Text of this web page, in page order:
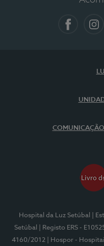
COMUNICAÇÃO
Hospital da Luz Setúbal
|
Setúbal
| Registo ERS -
4160/2012
| Hospor -